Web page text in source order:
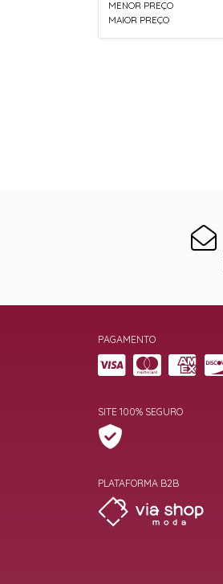
MENOR PREÇO
MAIOR PREÇO
PAGAMENTO
SITE 100% SEGURO
PLATAFORMA B2B